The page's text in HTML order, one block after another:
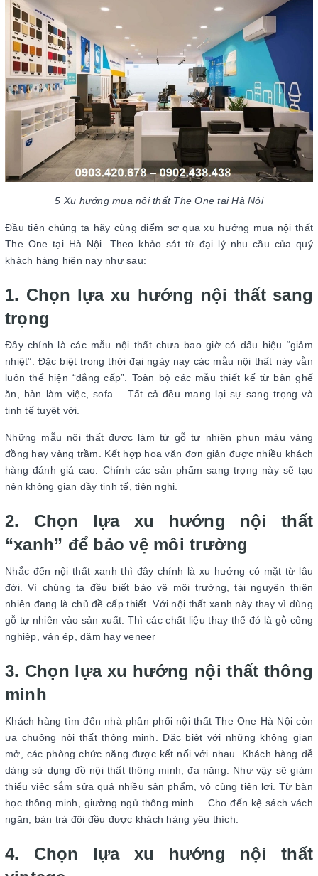
5 Xu hướng mua nội thất The One tại Hà Nội
Đầu tiên chúng ta hãy cùng điểm sơ qua xu hướng mua nội thất
The One tại Hà Nội. Theo khảo sát từ đại lý nhu cầu của quý
khách hàng hiện nay như sau:
1. Chọn lựa xu hướng nội thất sang
trọng
Đây chính là các mẫu nội thất chưa bao giờ có dấu hiệu “giảm
nhiệt”. Đặc biệt trong thời đại ngày nay các mẫu nội thất này vẫn
luôn thể hiện “đẳng cấp”. Toàn bộ các mẫu thiết kế từ bàn ghế
ăn, bàn làm việc, sofa… Tất cả đều mang lại sự sang trọng và
tinh tế tuyệt vời.
Những mẫu nội thất được làm từ gỗ tự nhiên phun màu vàng
đồng hay vàng trầm. Kết hợp hoa văn đơn giản được nhiều khách
hàng đánh giá cao. Chính các sản phẩm sang trọng này sẽ tạo
nên không gian đầy tinh tế, tiện nghi.
2. Chọn lựa xu hướng nội thất
“xanh” để bảo vệ môi trường
Nhắc đến nội thất xanh thì đây chính là xu hướng có mặt từ lâu
đời. Vì chúng ta đều biết bảo vệ môi trường, tài nguyên thiên
nhiên đang là chủ đề cấp thiết. Với nội thất xanh này thay vì dùng
gỗ tự nhiên vào sản xuất. Thì các chất liệu thay thế đó là gỗ công
nghiệp, ván ép, dăm hay veneer
3. Chọn lựa xu hướng nội thất thông
minh
Khách hàng tìm đến nhà phân phối nội thất The One Hà Nội còn
ưa chuộng nội thất thông minh. Đặc biệt với những không gian
mở, các phòng chức năng được kết nối với nhau. Khách hàng dễ
dàng sử dụng đồ nội thất thông minh, đa năng. Như vậy sẽ giảm
thiểu việc sắm sửa quá nhiều sản phẩm, vô cùng tiện lợi. Từ bàn
học thông minh, giường ngủ thông minh… Cho đến kệ sách vách
ngăn, bàn trà đôi đều được khách hàng yêu thích.
4. Chọn lựa xu hướng nội thất